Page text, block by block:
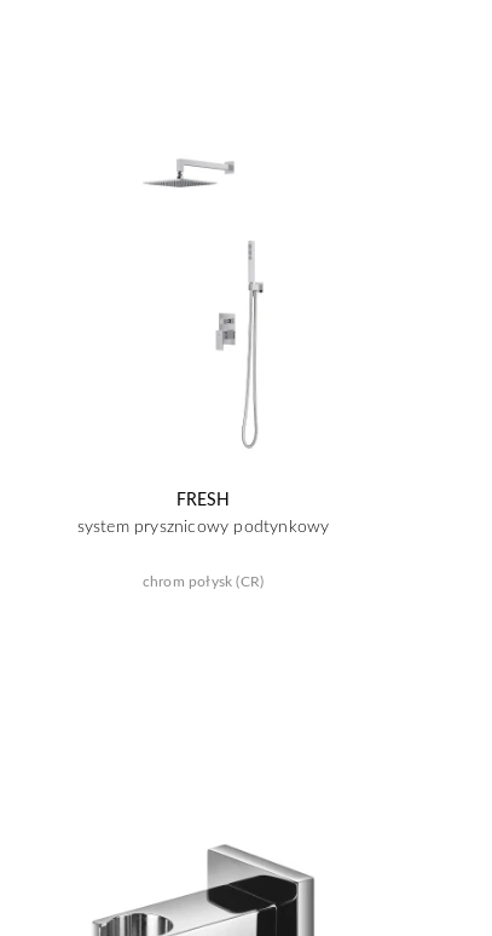
FRESH
system prysznicowy podtynkowy
chrom połysk (CR)